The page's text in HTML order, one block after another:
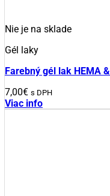
Nie je na sklade
Gél laky
Farebný gél lak HEMA
7,00€ s DPH
Viac info